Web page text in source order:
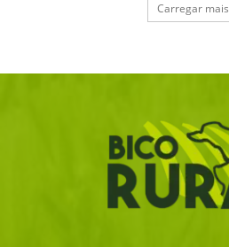
Carregar mais